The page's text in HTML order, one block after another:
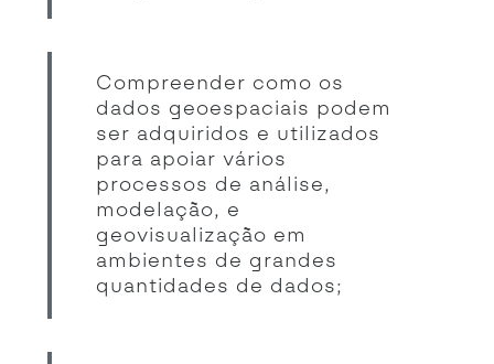
Compreender como os
dados geoespaciais podem
ser adquiridos e utilizados
para apoiar vários
processos de análise,
modelação, e
geovisualização em
ambientes de grandes
quantidades de dados;